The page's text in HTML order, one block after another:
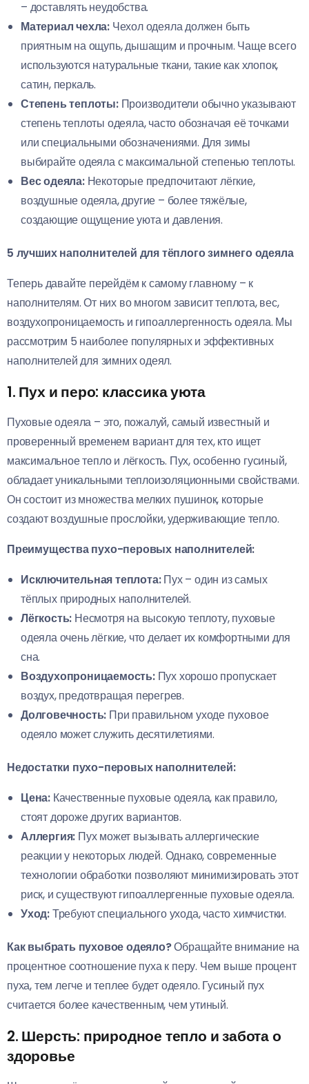
– доставлять неудобства.
Материал чехла: Чехол одеяла должен быть
приятным на ощупь, дышащим и прочным. Чаще всего
используются натуральные ткани, такие как хлопок,
сатин, перкаль.
Степень теплоты:Производители обычно указывают
степень теплоты одеяла, часто обозначая её точками
или специальными обозначениями. Для зимы
выбирайте одеяла с максимальной степенью теплоты.
Вес одеяла:Некоторые предпочитают лёгкие,
воздушные одеяла, другие – более тяжёлые,
создающие ощущение уюта и давления.
5 лучших наполнителей для тёплого зимнего одеяла
Теперь давайте перейдём к самому главному – к
наполнителям. От них во многом зависит теплота, вес,
воздухопроницаемость и гипоаллергенность одеяла. Мы
рассмотрим 5 наиболее популярных и эффективных
наполнителей для зимних одеял.
1. Пух и перо: классика уюта
Пуховые одеяла – это, пожалуй, самый известный и
проверенный временем вариант для тех, кто ищет
максимальное тепло и лёгкость. Пух, особенно гусиный,
обладает уникальными теплоизоляционными свойствами.
Он состоит из множества мелких пушинок, которые
создают воздушные прослойки, удерживающие тепло.
Преимущества пухо-перовых наполнителей:
Исключительная теплота:Пух – один из самых
тёплых природных наполнителей.
Лёгкость: Несмотря на высокую теплоту, пуховые
одеяла очень лёгкие, что делает их комфортными для
сна.
Воздухопроницаемость:Пух хорошо пропускает
воздух, предотвращая перегрев.
Долговечность: При правильном уходе пуховое
одеяло может служить десятилетиями.
Недостатки пухо-перовых наполнителей:
Цена: Качественные пуховые одеяла, как правило,
стоят дороже других вариантов.
Аллергия: Пух может вызывать аллергические
реакции у некоторых людей. Однако, современные
технологии обработки позволяют минимизировать этот
риск, и существуют гипоаллергенные пуховые одеяла.
Уход:Требуют специального ухода, часто химчистки.
Как выбрать пуховое одеяло?Обращайте внимание на
процентное соотношение пуха к перу. Чем выше процент
пуха, тем легче и теплее будет одеяло. Гусиный пух
считается более качественным, чем утиный.
2. Шерсть: природное тепло и забота о
здоровье